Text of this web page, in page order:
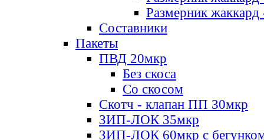
Размерник
Составники
Пакеты
ПВД 20мкр
Без скоса
Со скосом
Скотч - клапан ПП 30мкр
ЗИП-ЛОК 35мкр
ЗИП-ЛОК 60мкр с